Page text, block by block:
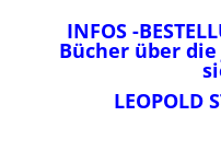
INFOS -
Bücher über
LEOPOLD